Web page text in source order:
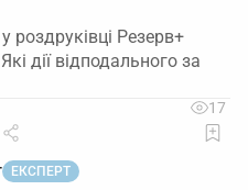
роздруківці Резерв+
дії відподального за
17
ЕКСПЕРТ